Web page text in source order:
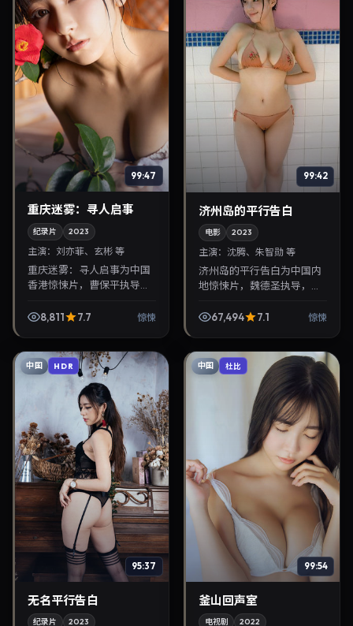
99:47
重庆迷雾：寻人启事
纪录片 2023
主演： 刘亦菲、玄彬 等
重庆迷雾：寻人启事为中国
香港惊悚片，曹保平执导，
2023年3月24日首映，讲述
8,811 7.7 惊悚
99:42
济州岛的平行告白
电影 2023
主演：沈腾、朱智勋 等
济州岛的平行告白为中国内
地惊悚片，魏德圣执导，沈
年5月23日首映，讲述人性
67,494 7.1 惊悚
中国 HDR
95:37
无名平行告白
纪录片 2023
中国 杜比
99:54
釜山回声室
电视剧 2022